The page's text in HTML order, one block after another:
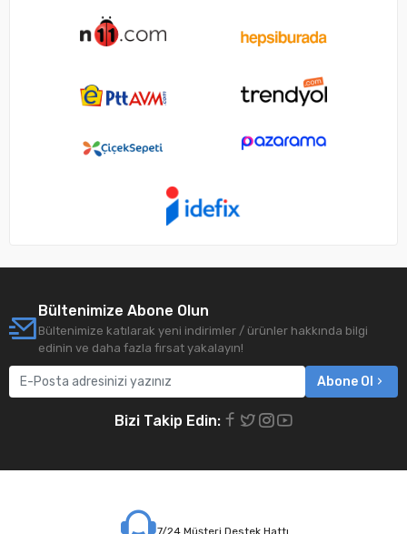
Bültenimize Abone Olun
Bültenimize katılarak yeni indirimler / ürünler hakkında bilgi
edinin ve daha fazla fırsat yakalayın!
Abone Ol
Bizi Takip Edin:
7/24 Müşteri Destek Hattı